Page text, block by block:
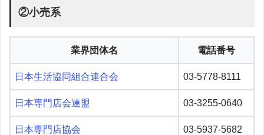
②小売系
業界団体名 電話番号
日本生活協同組合連合会 03-5778-8111
日本専門店会連盟 03-3255-0640
日本専門店協会 03-5937-5682